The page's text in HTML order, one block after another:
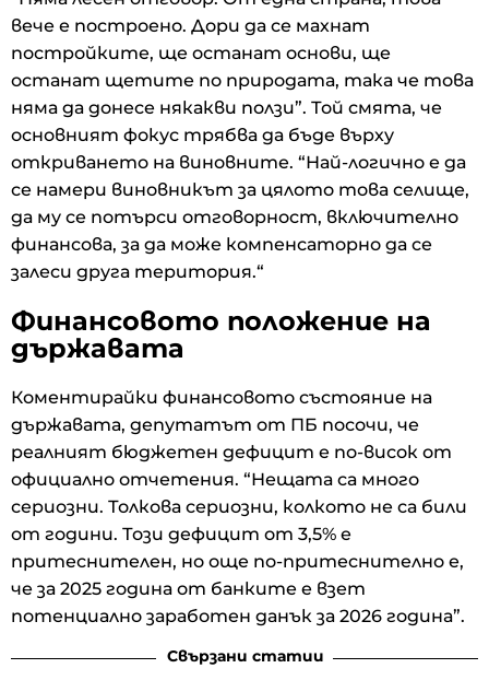
вече е построено. Дори да се махнат
постройките, ще останат основи, ще
останат щетите по природата, така че това
няма да донесе някакви ползи”. Той смята, че
основният фокус трябва да бъде върху
откриването на виновните. “Най-логично е да
се намери виновникът за цялото това селище,
да му се потърси отговорност, включително
финансова, за да може компенсаторно да се
залеси друга територия.“
Финансовото положение на
държавата
Коментирайки финансовото състояние на
държавата, депутатът от ПБ посочи, че
реалният бюджетен дефицит е по-висок от
официално отчетения. “Нещата са много
сериозни. Толкова сериозни, колкото не са били
от години. Този дефицит от 3,5% е
притеснителен, но още по-притеснително е,
че за 2025 година от банките е взет
потенциално заработен данък за 2026 година”.
Свързани статии